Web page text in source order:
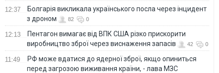
12:37
Болгарія викликала українського посла через інцидент
з дроном
82 0
12:13
Пентагон вимагає від ВПК США різко прискорити
виробництво зброї через виснаження запасів
42 0
11:49
РФ може вдатися до ядерної зброї, якщо опиниться
перед загрозою виживання країни, - лава МЗС